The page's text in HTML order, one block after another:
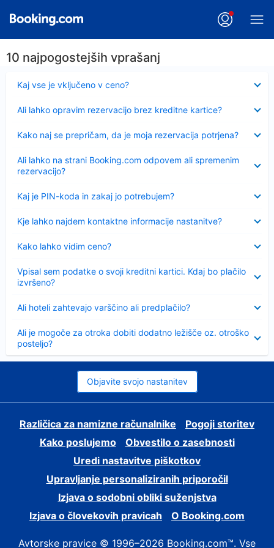
10 najpogostejših vprašanj
Kaj vse je vključeno v ceno?
Ali lahko opravim rezervacijo brez kreditne kartice?
Kako naj se prepričam, da je moja rezervacija potrjena?
Ali lahko na strani Booking.com odpovem ali spremenim
rezervacijo?
Kaj je PIN-koda in zakaj jo potrebujem?
Kje lahko najdem kontaktne informacije nastanitve?
Kako lahko vidim ceno?
Vpisal sem podatke o svoji kreditni kartici. Kdaj bo plačilo
izvršeno?
Ali hoteli zahtevajo varščino ali predplačilo?
Ali je mogoče za otroka dobiti dodatno ležišče oz. otroško
posteljo?
Objavite svojo nastanitev
Različica za namizne računalnike
Pogoji storitev
Kako poslujemo
Obvestilo o zasebnosti
Uredi nastavitve piškotkov
Upravljanje personaliziranih priporočil
Izjava o sodobni obliki suženjstva
Izjava o človekovih pravicah
O Booking.com
Avtorske pravice © 1996–2026 Booking.com™. Vse